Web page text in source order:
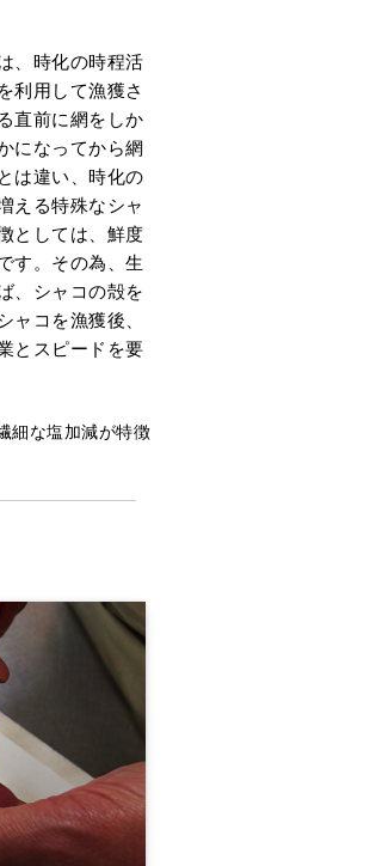
、時化の時程活
利用して漁獲さ
直前に網をしか
になってから網
は違い、時化の
える特殊なシャ
としては、鮮度
す。その為、生
、シャコの殻を
ャコを漁獲後、
とスピードを要
細な塩加減が特徴